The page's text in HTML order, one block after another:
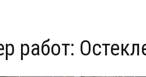
работ: